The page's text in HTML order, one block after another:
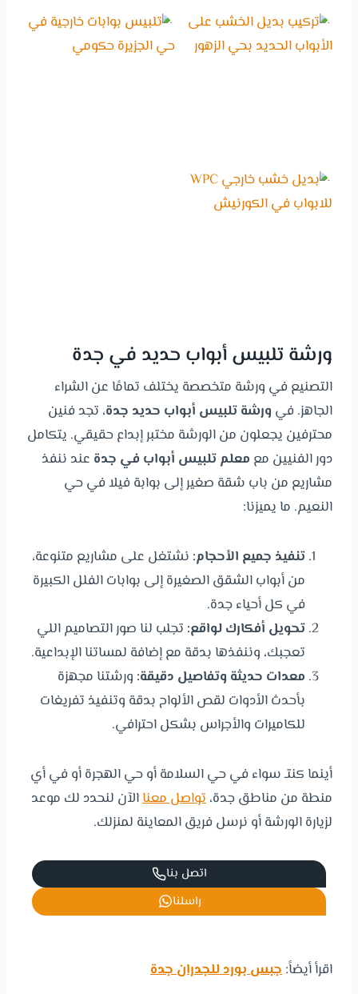
ورشة تلبيس أبواب حديد في جدة
التصنيع في ورشة متخصصة يختلف تمامًا عن الشراء
الجاهز. في ورشة تلبيس أبواب حديد جدة، تجد فنين
محترفين يجعلون من الورشة مختبر إبداع حقيقي. يتكامل
دور الفنيين مع معلم تلبيس أبواب في جدة عند ننفذ
مشاريع من باب شقة صغير إلى بوابة فيلا في حي
النعيم. ما يميزنا:
تنفيذ جميع الأحجام: نشتغل على مشاريع متنوعة،
من أبواب الشقق الصغيرة إلى بوابات الفلل الكبيرة
في كل أحياء جدة.
تحويل أفكارك لواقع: تجلب لنا صور التصاميم اللي
تعجبك، وننفذها بدقة مع إضافة لمساتنا الإبداعية.
معدات حديثة وتفاصيل دقيقة: ورشتنا مجهزة
بأحدث الأدوات لقص الألواح بدقة وتنفيذ تفريغات
للكاميرات والأجراس بشكل احترافي.
أينما كنتـ سواء في حي السلامة أو حي الهجرة أو في أي
منطة من مناطق جدة،تواصل معناالآن لنحدد لك موعد
لزيارة الورشة أو نرسل فريق المعاينة لمنزلك.
اتصل بنا
راسلنا
اقرأ أيضاً:جبس بورد للجدران جدة